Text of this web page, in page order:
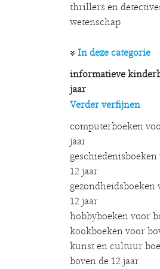
thrillers en
wetenschap
In deze categorie
informatieve
jaar
Verder verfijnen
computerboeken
jaar
12 jaar
gezondheidsboeken
12 jaar
hobbyboeken voor
kookboeken voor
kunst en cultuur
boven de 12 jaar